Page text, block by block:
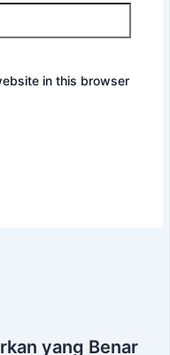
in this browser
yang Benar